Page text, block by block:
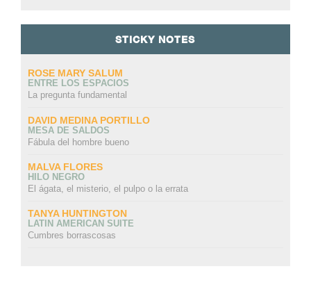
STICKY NOTES
ROSE MARY SALUM
ENTRE LOS ESPACIOS
La pregunta fundamental
DAVID MEDINA PORTILLO
MESA DE SALDOS
Fábula del hombre bueno
MALVA FLORES
HILO NEGRO
El ágata, el misterio, el pulpo o la errata
TANYA HUNTINGTON
LATIN AMERICAN SUITE
Cumbres borrascosas